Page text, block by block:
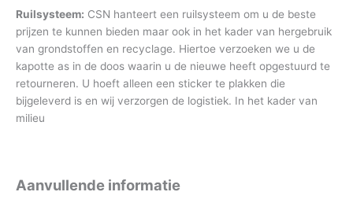
Ruilsysteem: CSN hanteert een ruilsysteem om u de beste
prijzen te kunnen bieden maar ook in het kader van hergebruik
van grondstoffen en recyclage. Hiertoe verzoeken we u de
kapotte as in de doos waarin u de nieuwe heeft opgestuurd te
retourneren. U hoeft alleen een sticker te plakken die
bijgeleverd is en wij verzorgen de logistiek. In het kader van
milieu
Aanvullende informatie